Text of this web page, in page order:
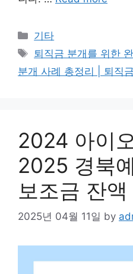
Categories
기타
Tags
퇴직금 분개를 위한
분개 사례 총정리 | 퇴직
2024 아이
2025 경북
보조금 잔
2025년 04월 11일 by